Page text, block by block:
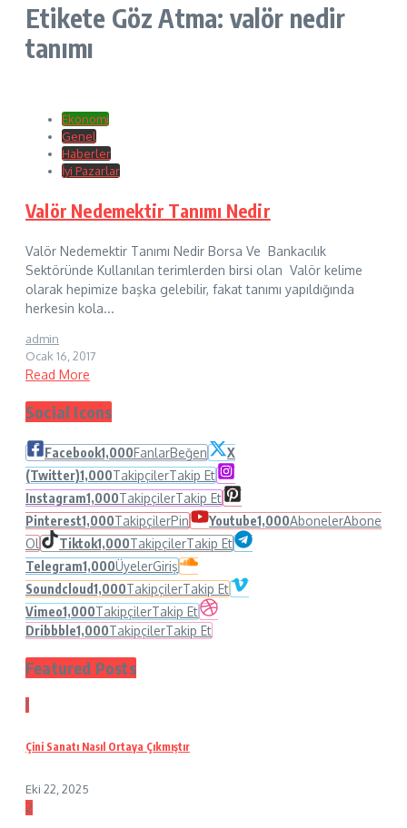
Etikete Göz Atma: valör nedir
tanımı
Ekonomi
Genel
Haberler
İyi Pazarlar
Valör Nedemektir Tanımı Nedir
Valör Nedemektir Tanımı Nedir Borsa Ve Bankacılık
Sektöründe Kullanılan terimlerden birsi olan Valör kelime
olarak hepimize başka gelebilir, fakat tanımı yapıldığında
herkesin kola...
admin
Ocak 16, 2017
Read More
Social Icons
Facebook1,000FanlarBeğen
X
(Twitter)1,000TakipçilerTakip Et
Instagram1,000TakipçilerTakip Et
Pinterest1,000TakipçilerPin Youtube1,000AbonelerAbone
Ol
Tiktok1,000TakipçilerTakip Et
Telegram1,000ÜyelerGiriş
Soundcloud1,000TakipçilerTakip Et
Vimeo1,000TakipçilerTakip Et
Dribbble1,000TakipçilerTakip Et
Featured Posts
1
Çini Sanatı Nasıl Ortaya Çıkmıştır
Eki 22, 2025
2